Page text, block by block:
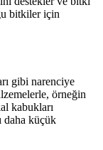
bitkiler için
gibi narenciye
örneğin
kabukları
daha küçük